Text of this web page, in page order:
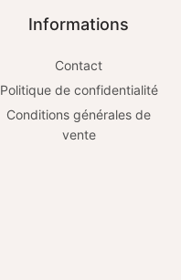
Informations
Contact
Politique de confidentialité
Conditions générales de
vente